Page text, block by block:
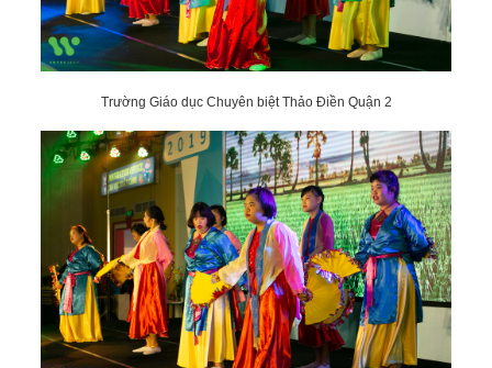
Trường Giáo dục Chuyên biệt Thảo Điền Quận 2